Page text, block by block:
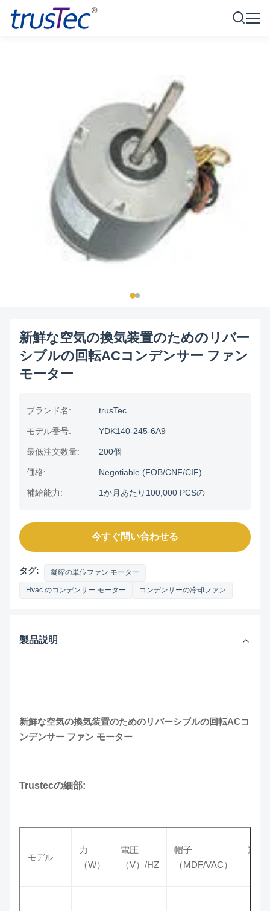
新鮮な空気の換気装置のためのリバー
シブルの回転ACコンデンサー ファン
モーター
ブランド名: trusTec
モデル番号: YDK140-245-6A9
最低注文数量: 200個
価格: Negotiable (FOB/CNF/CIF)
補給能力: 1か月あたり100,000 PCSの
今すぐ問い合わせる
タグ: 凝縮の単位ファン モーター
Hvac のコンデンサー モーター コンデンサーの冷却ファン
製品説明
新鮮な空気の換気装置のためのリバーシブルの回転ACコ
ンデンサー ファン モーター
Trustecの細部:
モデル
力
（W）
電圧
（V）/HZ
帽子
（MDF/VAC）
速度